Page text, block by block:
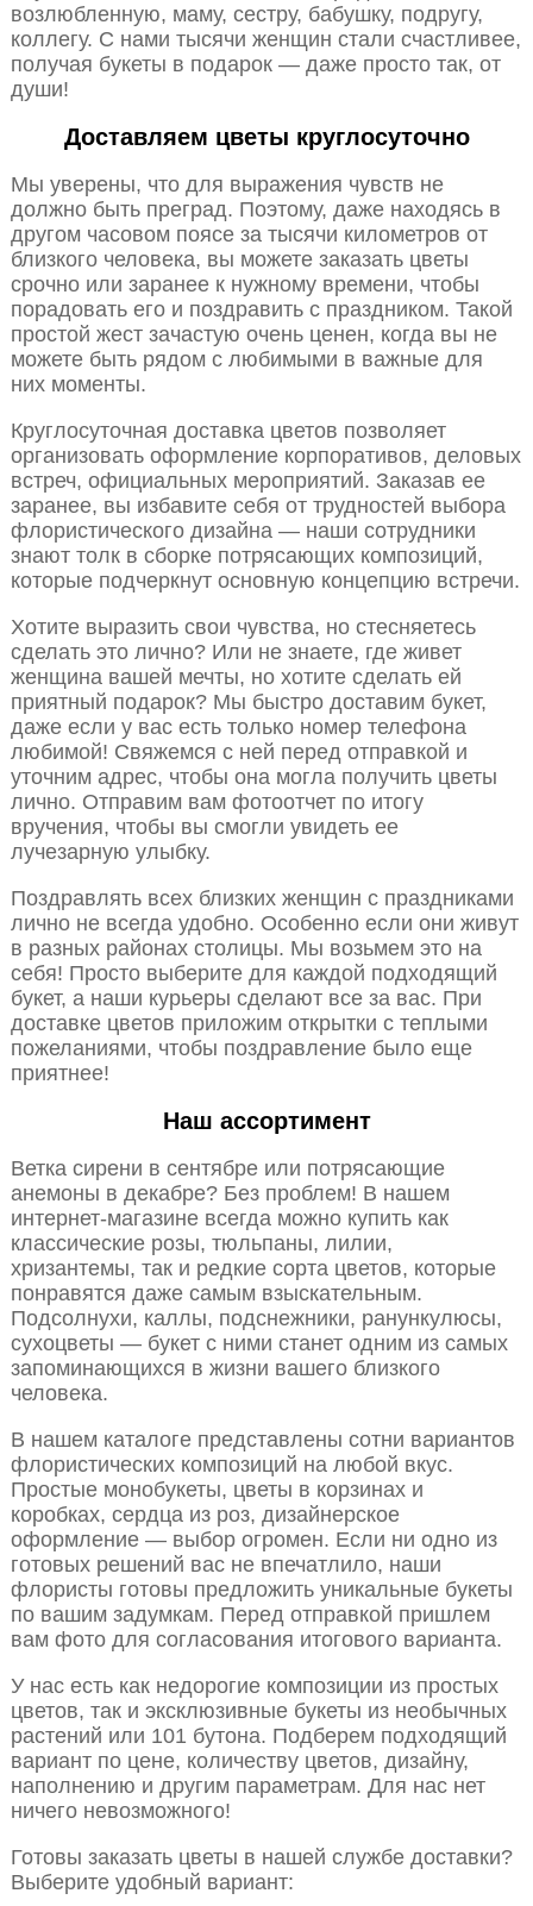
возлюбленную, маму, сестру, бабушку, подругу,
коллегу. С нами тысячи женщин стали счастливее,
получая букеты в подарок — даже просто так, от
души!
Доставляем цветы круглосуточно
Мы уверены, что для выражения чувств не
должно быть преград. Поэтому, даже находясь в
другом часовом поясе за тысячи километров от
близкого человека, вы можете заказать цветы
срочно или заранее к нужному времени, чтобы
порадовать его и поздравить с праздником. Такой
простой жест зачастую очень ценен, когда вы не
можете быть рядом с любимыми в важные для
них моменты.
Круглосуточная доставка цветов позволяет
организовать оформление корпоративов, деловых
встреч, официальных мероприятий. Заказав ее
заранее, вы избавите себя от трудностей выбора
флористического дизайна — наши сотрудники
знают толк в сборке потрясающих композиций,
которые подчеркнут основную концепцию встречи.
Хотите выразить свои чувства, но стесняетесь
сделать это лично? Или не знаете, где живет
женщина вашей мечты, но хотите сделать ей
приятный подарок? Мы быстро доставим букет,
даже если у вас есть только номер телефона
любимой! Свяжемся с ней перед отправкой и
уточним адрес, чтобы она могла получить цветы
лично. Отправим вам фотоотчет по итогу
вручения, чтобы вы смогли увидеть ее
лучезарную улыбку.
Поздравлять всех близких женщин с праздниками
лично не всегда удобно. Особенно если они живут
в разных районах столицы. Мы возьмем это на
себя! Просто выберите для каждой подходящий
букет, а наши курьеры сделают все за вас. При
доставке цветов приложим открытки с теплыми
пожеланиями, чтобы поздравление было еще
приятнее!
Наш ассортимент
Ветка сирени в сентябре или потрясающие
анемоны в декабре? Без проблем! В нашем
интернет-магазине всегда можно купить как
классические розы, тюльпаны, лилии,
хризантемы, так и редкие сорта цветов, которые
понравятся даже самым взыскательным.
Подсолнухи, каллы, подснежники, ранункулюсы,
сухоцветы — букет с ними станет одним из самых
запоминающихся в жизни вашего близкого
человека.
В нашем каталоге представлены сотни вариантов
флористических композиций на любой вкус.
Простые монобукеты, цветы в корзинах и
коробках, сердца из роз, дизайнерское
оформление — выбор огромен. Если ни одно из
готовых решений вас не впечатлило, наши
флористы готовы предложить уникальные букеты
по вашим задумкам. Перед отправкой пришлем
вам фото для согласования итогового варианта.
У нас есть как недорогие композиции из простых
цветов, так и эксклюзивные букеты из необычных
растений или 101 бутона. Подберем подходящий
вариант по цене, количеству цветов, дизайну,
наполнению и другим параметрам. Для нас нет
ничего невозможного!
Готовы заказать цветы в нашей службе доставки?
Выберите удобный вариант: